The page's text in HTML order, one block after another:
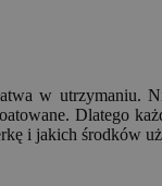
w utrzymaniu.
Dlatego
i jakich środków